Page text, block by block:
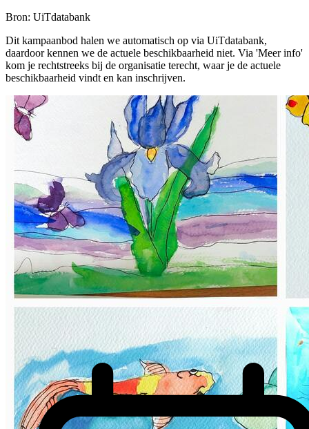
Bron: UiTdatabank
Dit kampaanbod halen we automatisch op via UiTdatabank,
daardoor kennen we de actuele beschikbaarheid niet. Via 'Meer info'
kom je rechtstreeks bij de organisatie terecht, waar je de actuele
beschikbaarheid vindt en kan inschrijven.